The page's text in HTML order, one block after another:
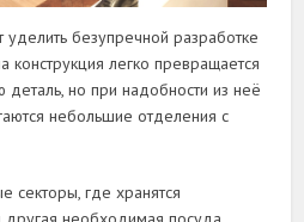
безупречной разработке
конструкция легко превращается
деталь, но при надобности из неё
небольшие отделения с
секторы, где хранятся